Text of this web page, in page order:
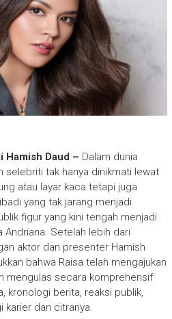
Hamish Daud – Dalam dunia
selebriti tak hanya dinikmati lewat
atau layar kaca tetapi juga
yang tak jarang menjadi
figur yang kini tengah menjadi
Andriana. Setelah lebih dari
aktor dan presenter Hamish
bahwa Raisa telah mengajukan
mengulas secara komprehensif
kronologi berita, reaksi publik,
karier dan citranya.